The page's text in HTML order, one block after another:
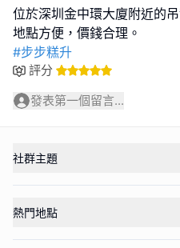
位於深圳金中環大廈附近的
#步步糕升
評分
發表第一個留言...
社群主題
熱門地點